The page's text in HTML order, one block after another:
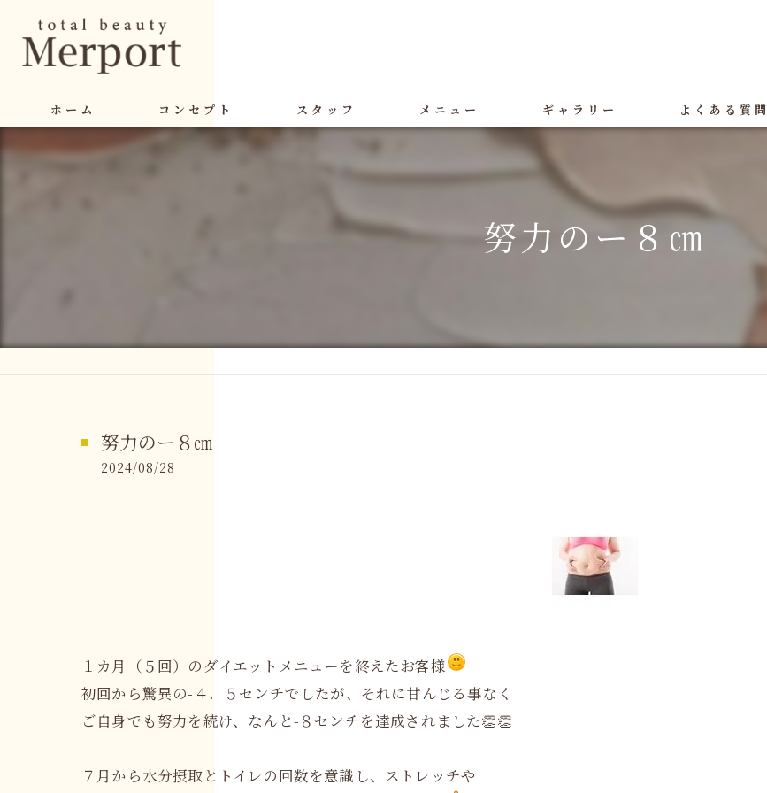
ホーム コンセプト スタッフ メニュー ギャラリー
BeforeAfter
店舗案内
よくある質問
努力のー８㎝
努力のー８㎝
2024/08/28
１カ月（５回）のダイエットメニューを終えたお客様
初回から驚異の-４．５センチでしたが、それに甘んじる事なく
ご自身でも努力を続け、なんと-８センチを達成されました👏👏
７月から水分摂取とトイレの回数を意識し、ストレッチや